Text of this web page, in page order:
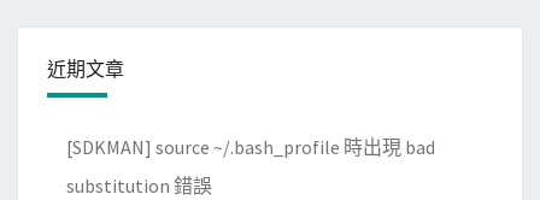
近期文章
[SDKMAN] source ~/.bash_profile 時出現 bad
substitution 錯誤